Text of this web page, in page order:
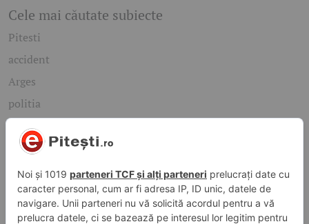
Cele mai căutate subiecte
Pitesti
accident
Arges
politia
mioveni
Caută rapid știrile care te interesează
Găsește cele mai recente știri, evenimente și subiecte de
interes din orașul tău. Introdu un cuvânt-cheie și descoperă
informațiile de care ai nevoie!